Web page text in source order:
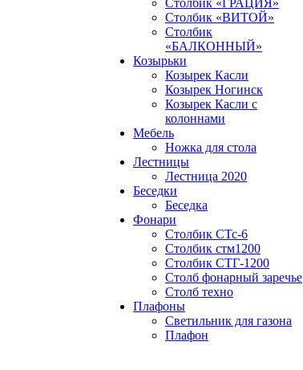
Столбик «ГРАЦИЯ»
Столбик «ВИТОЙ»
Столбик
«БАЛКОННЫЙ»
Козырьки
Козырек Касли
Козырек Ногинск
Козырек Касли с
колоннами
Мебель
Ножка для стола
Лестницы
Лестница 2020
Беседки
Беседка
Фонари
Столбик СТс-6
Столбик стм1200
Столбик СТГ-1200
Столб фонарный заречье
Столб техно
Плафоны
Светильник для газона
Плафон